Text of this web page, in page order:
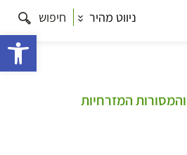
ניווט מהיר חיפוש
המזרחיות